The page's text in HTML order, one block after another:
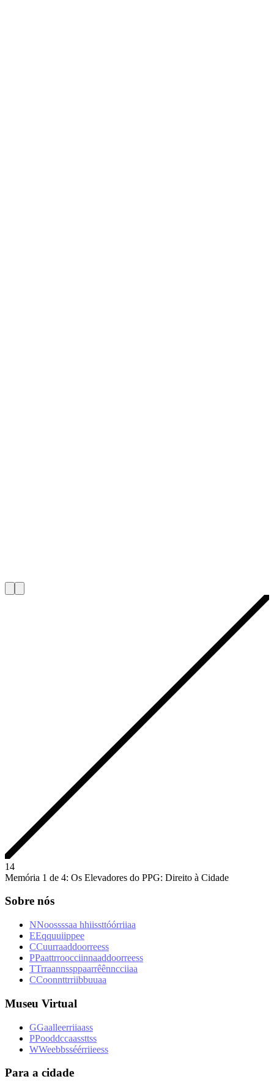
14
Memória 1 de 4: Os Elevadores do PPG: Direito à Cidade
Sobre nós
NNoossssaa hhiissttóórriiaa
EEqquuiippee
CCuurraaddoorreess
PPaattrroocciinnaaddoorreess
TTrraannssppaarrêênncciiaa
CCoonnttrriibbuuaa
Museu Virtual
GGaalleerriiaass
PPooddccaassttss
WWeebbsséérriieess
Para a cidade